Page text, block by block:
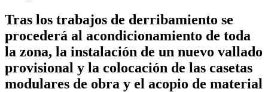
Tras los trabajos de derribamiento se
procederá al acondicionamiento de toda
la zona, la instalación de un nuevo vallado
provisional y la colocación de las casetas
modulares de obra y el acopio de material